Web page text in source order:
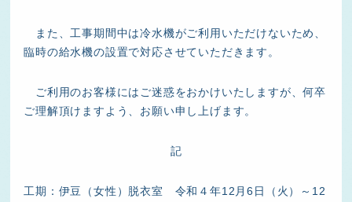
また、工事期間中は冷水機がご利用いただけないため、
臨時の給水機の設置で対応させていただきます。
ご利用のお客様にはご迷惑をおかけいたしますが、何卒
ご理解頂けますよう、お願い申し上げます。
記
工期：伊豆（女性）脱衣室 令和４年12月6日（火）～12